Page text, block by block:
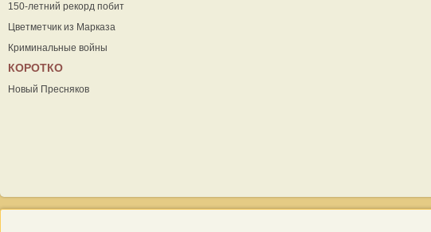
150-летний рекорд побит
Цветметчик из Марказа
Криминальные войны
КОРОТКО
Новый Пресняков